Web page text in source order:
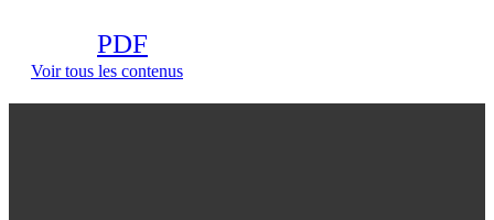
PDF
Voir tous les contenus